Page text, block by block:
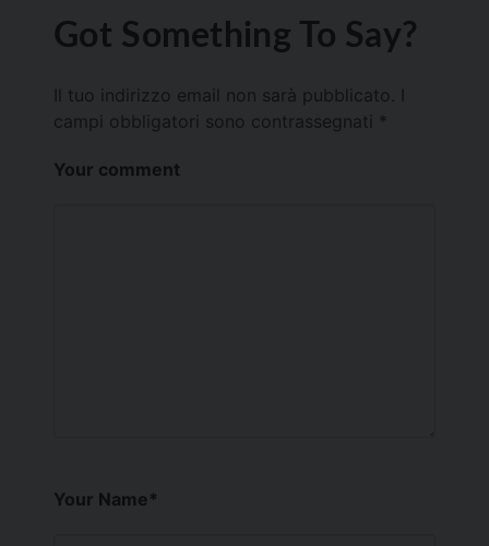
Got Something To Say?
Il tuo indirizzo email non sarà pubblicato.
campi obbligatori sono contrassegnati *
Your comment
Your Name*